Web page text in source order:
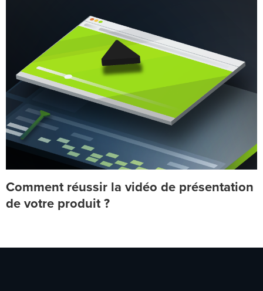
Comment réussir la vidéo de présentation
de votre produit ?